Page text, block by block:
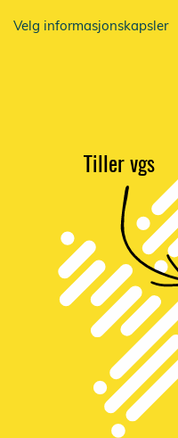
Velg informasjonskapsler
Tiller vgs